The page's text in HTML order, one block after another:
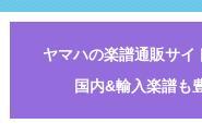
ヤマハの楽譜通販サイ
国内&輸入楽譜も